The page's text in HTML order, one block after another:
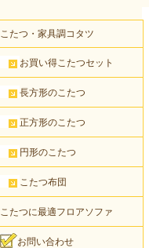
こたつ・家具調コタツ
お買い得こたつセット
長方形のこたつ
正方形のこたつ
円形のこたつ
こたつ布団
こたつに最適フロアソファ
お問い合わせ